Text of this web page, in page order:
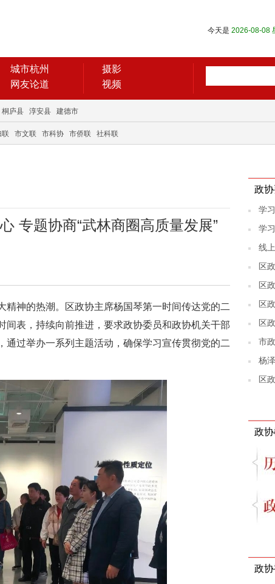
今天是 2026-08-08
城市杭州
网友论道
摄影
视频
桐庐县 淳安县 建德市
联 市文联 市科协 市侨联 社科联
专题协商“武林商圈高质量发展”
神的热潮。区政协主席杨国琴第一时间传达党的二
表，持续向前推进，要求政协委员和政协机关干部
过举办一系列主题活动，确保学习宣传贯彻党的二
政
学
学
线
区
区
区
区
市
杨
区
政
政